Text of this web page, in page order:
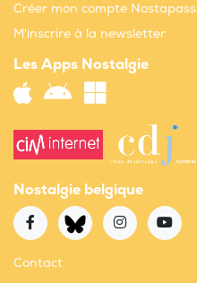
Créer mon compte Nostapass
M'inscrire à la newsletter
Les Apps Nostalgie
Nostalgie belgique
Contact